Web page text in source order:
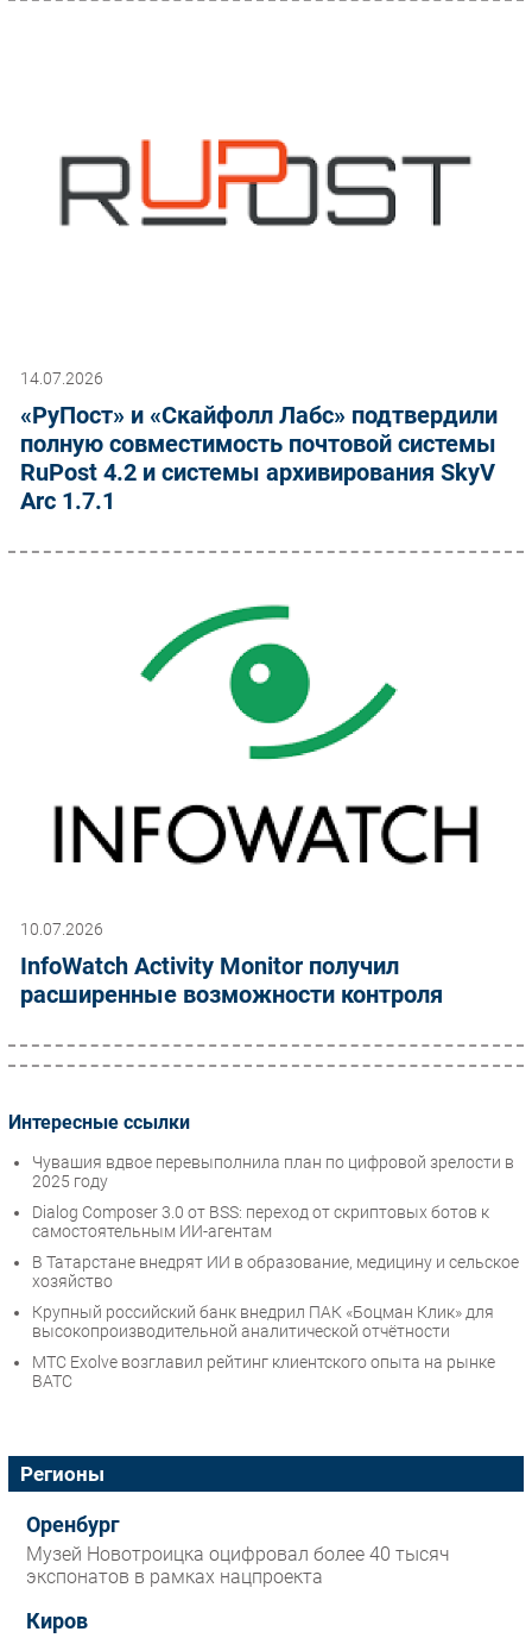
14.07.2026
«РуПост» и «Скайфолл Лабс» подтвердили
полную совместимость почтовой системы
RuPost 4.2 и системы архивирования SkyV
Arc 1.7.1
10.07.2026
InfoWatch Activity Monitor получил
расширенные возможности контроля
Интересные ссылки
Чувашия вдвое перевыполнила план по цифровой зрелости в
2025 году
Dialog Composer 3.0 от BSS: переход от скриптовых ботов к
самостоятельным ИИ-агентам
В Татарстане внедрят ИИ в образование, медицину и сельское
хозяйство
Крупный российский банк внедрил ПАК «Боцман Клик» для
высокопроизводительной аналитической отчётности
МТС Exolve возглавил рейтинг клиентского опыта на рынке
ВАТС
Регионы
Оренбург
Музей Новотроицка оцифровал более 40 тысяч
экспонатов в рамках нацпроекта
Киров